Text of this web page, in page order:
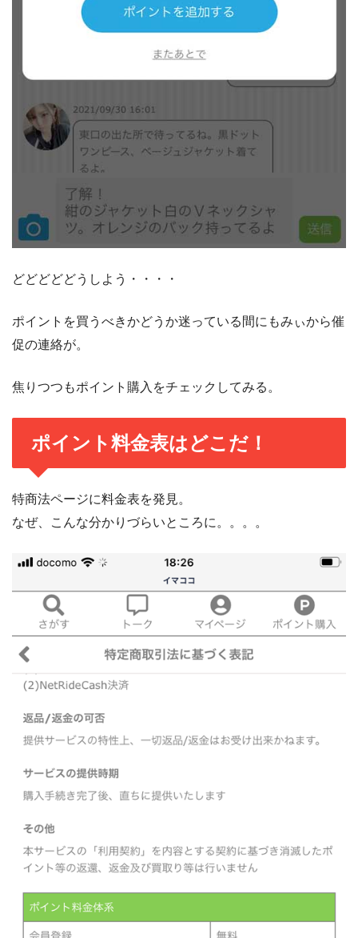
どどどどどうしよう・・・・
ポイントを買うべきかどうか迷っている間にもみぃから催
促の連絡が。
焦りつつもポイント購入をチェックしてみる。
ポイント料金表はどこだ！
特商法ページに料金表を発見。
なぜ、こんな分かりづらいところに。。。。